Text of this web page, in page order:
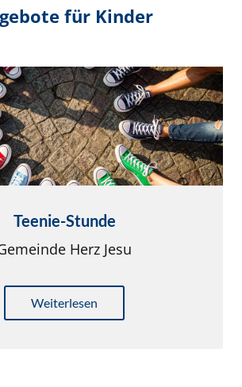
für Kinder
Teenie-Stunde
Herz Jesu
Weiterlesen